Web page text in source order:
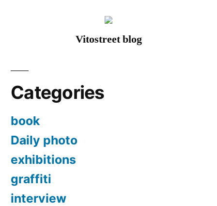
Vitostreet blog
Categories
book
Daily photo
exhibitions
graffiti
interview